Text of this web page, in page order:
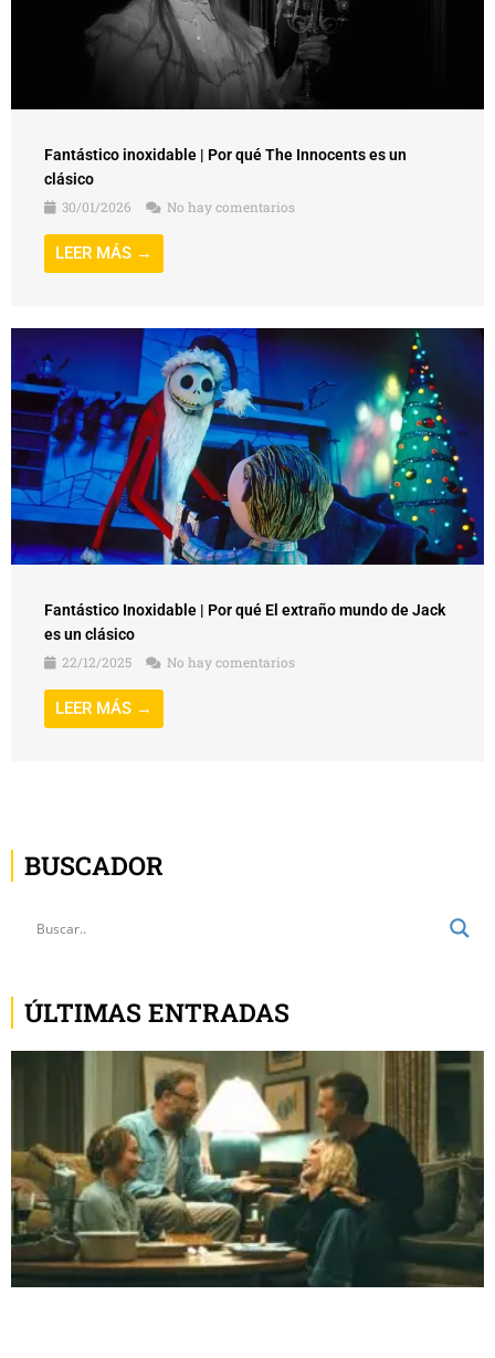
Fantástico inoxidable | Por qué The Innocents es un
clásico
30/01/2026
No hay comentarios
LEER MÁS →
Fantástico Inoxidable | Por qué El extraño mundo de Jack
es un clásico
22/12/2025
No hay comentarios
LEER MÁS →
BUSCADOR
ÚLTIMAS ENTRADAS